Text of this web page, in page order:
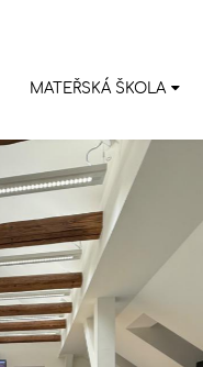
MATEŘSKÁ ŠKOLA